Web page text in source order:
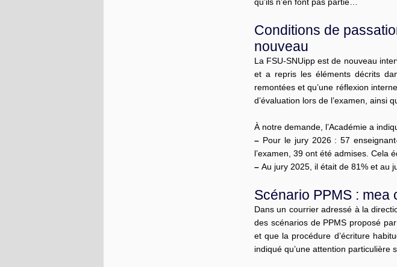
qu’ils n’en font pas partie…
Conditions de
nouveau
La FSU-SNUipp est de nouveau
et a repris les éléments décrits
remontées et qu’une réflexion
d’évaluation lors de l’examen, ainsi
À notre demande, l’Académie a
– Pour le jury 2026 : 57
l’examen, 39 ont été admises. Cela
– Au jury 2025, il était de 81% et au
Scénario PPMS : mea
Dans un courrier adressé à la
des scénarios de PPMS proposé
et que la procédure d’écriture
indiqué qu’une attention particulière